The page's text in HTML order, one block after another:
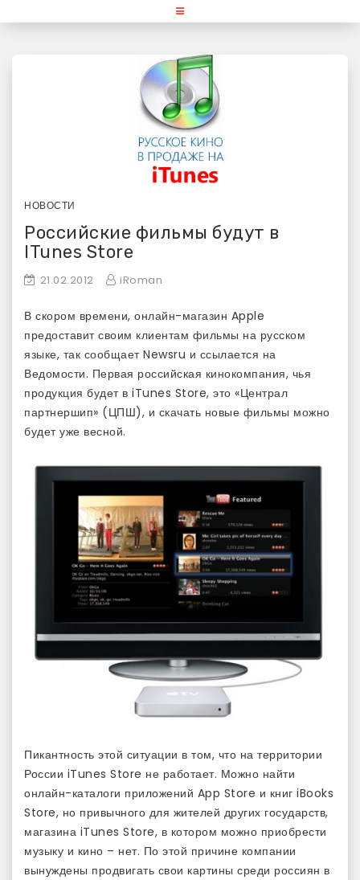
«Используй Mac» — блог для
любителей и поклонников
продукции Apple
НОВОСТИ
Российские фильмы будут в
ITunes Store
21.02.2012 iRoman
В скором времени, онлайн-магазин Apple
предоставит своим клиентам фильмы на русском
языке, так сообщает Newsru и ссылается на
Ведомости. Первая российская кинокомпания, чья
продукция будет в iTunes Store, это «Централ
партнершип» (ЦПШ), и скачать новые фильмы можно
будет уже весной.
Пикантность этой ситуации в том, что на территории
России iTunes Store не работает. Можно найти
онлайн-каталоги приложений App Store и книг iBooks
Store, но привычного для жителей других государств,
магазина iTunes Store, в котором можно приобрести
музыку и кино – нет. По этой причине компании
вынуждены продвигать свои картины среди россиян в